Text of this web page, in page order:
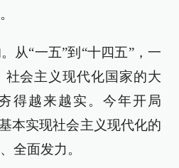
从“一五”到“十四五”，一
会主义现代化国家的大
得越来越实。今年开局
本实现社会主义现代化的
全面发力。